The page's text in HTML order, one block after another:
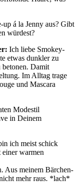
á la Jenny aus? Gibt
würdest?
Ich liebe Smokey-
etwas dunkler zu
Damit
Im Alltag trage
und Mascara
Modestil
in Deinem
ich meist schick
warmen
Aus meinem Bärchen-
mehr raus. *lach*